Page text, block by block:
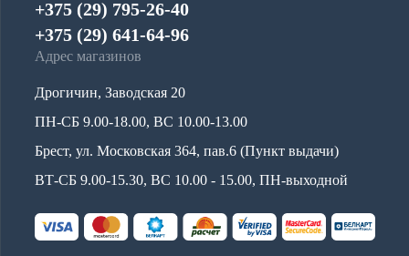
+375 (29) 795-26-40
+375 (29) 641-64-96
Адрес магазинов
Дрогичин, Заводская 20
ПН-СБ 9.00-18.00, ВС 10.00-13.00
Брест, ул. Московская 364, пав.6 (Пункт выдачи)
ВТ-СБ 9.00-15.30, ВС 10.00 - 15.00, ПН-выходной